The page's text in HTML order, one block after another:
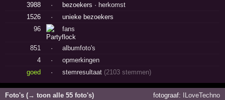
3988
· bezoekers · herkomst
1526
·
unieke bezoekers
96
fans
851 ·
albumfoto's
4
·
opmerkingen
goed
· stemresultaat (2103 stemmen)
Foto's (→ toon alle 55 foto's) fotograaf: ILoveTechno